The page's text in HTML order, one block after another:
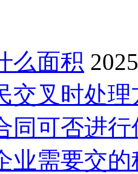
么面积
交叉时处
同可否进行
业需要交